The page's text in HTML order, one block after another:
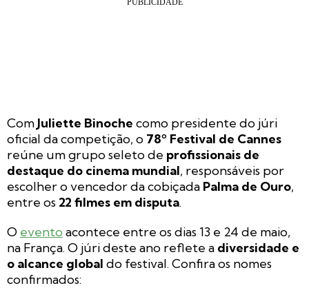
ComJuliette Binoche como presidente do júri
oficial da competição, o 78º Festival de Cannes
reúne um grupo seleto de profissionais de
destaque do cinema mundial, responsáveis por
escolher o vencedor da cobiçada Palma de Ouro,
entre os 22 filmes em disputa.
O evento acontece entre os dias 13 e 24 de maio,
na França. O júri deste ano reflete a diversidade e
o alcance global do festival. Confira os nomes
confirmados: